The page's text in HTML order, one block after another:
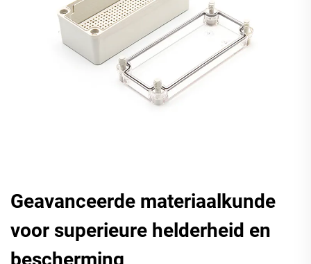
Geavanceerde materiaalkunde
voor superieure helderheid en